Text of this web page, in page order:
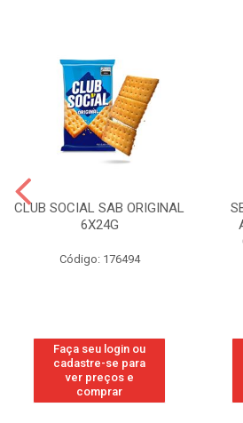
CLUB SOCIAL SAB ORIGINAL
6X24G
Código: 176494
Faça seu login ou
cadastre-se para
ver preços e
comprar